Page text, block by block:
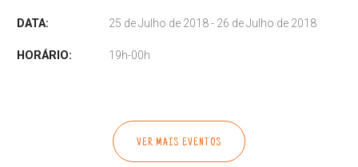
DATA: 25 de Julho de 2018 - 26 de Julho de 2018
HORÁRIO: 19h-00h
VER MAIS EVENTOS